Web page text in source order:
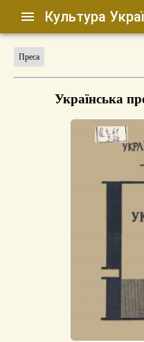
Культура
Преса
Українська